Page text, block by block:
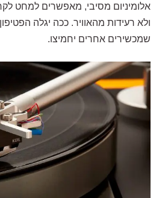
אלומיניום מסיבי, מאפשרים למחט
ולא רעידות מהאוויר. ככה יגלה
שמכשירים אחרים יחמיצו.